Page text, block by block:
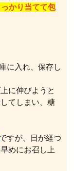
かり当てて包
に入れ、保存し
に伸びようと
てしまい、糖
ですが、日が経つ
めにお召し上